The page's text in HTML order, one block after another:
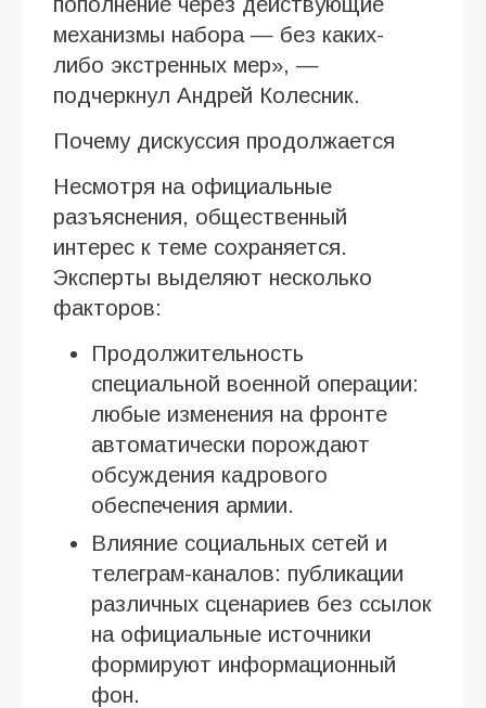
механизмы набора — без каких-
либо экстренных мер», —
подчеркнул Андрей Колесник.
Почему дискуссия продолжается
Несмотря на официальные
разъяснения, общественный
интерес к теме сохраняется.
Эксперты выделяют несколько
факторов:
Продолжительность
специальной военной операции:
любые изменения на фронте
автоматически порождают
обсуждения кадрового
обеспечения армии.
Влияние социальных сетей и
телеграм-каналов: публикации
различных сценариев без ссылок
на официальные источники
формируют информационный
фон.